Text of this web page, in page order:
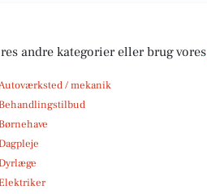
andre kategorier eller brug vores
/ mekanik